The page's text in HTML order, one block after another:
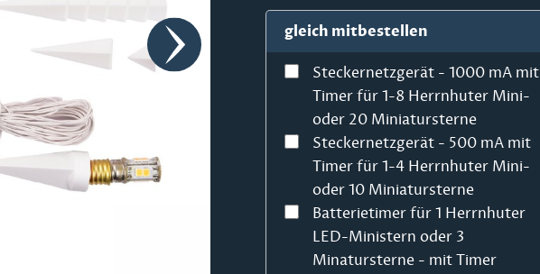
gleich mitbestellen
Steckernetzgerät - 1000 mA mit
Timer für 1-8 Herrnhuter Mini-
oder 20 Miniatursterne
Steckernetzgerät - 500 mA mit
Timer für 1-4 Herrnhuter Mini-
oder 10 Miniatursterne
Batterietimer für 1 Herrnhuter
LED-Ministern oder 3
Minatursterne - mit Timer